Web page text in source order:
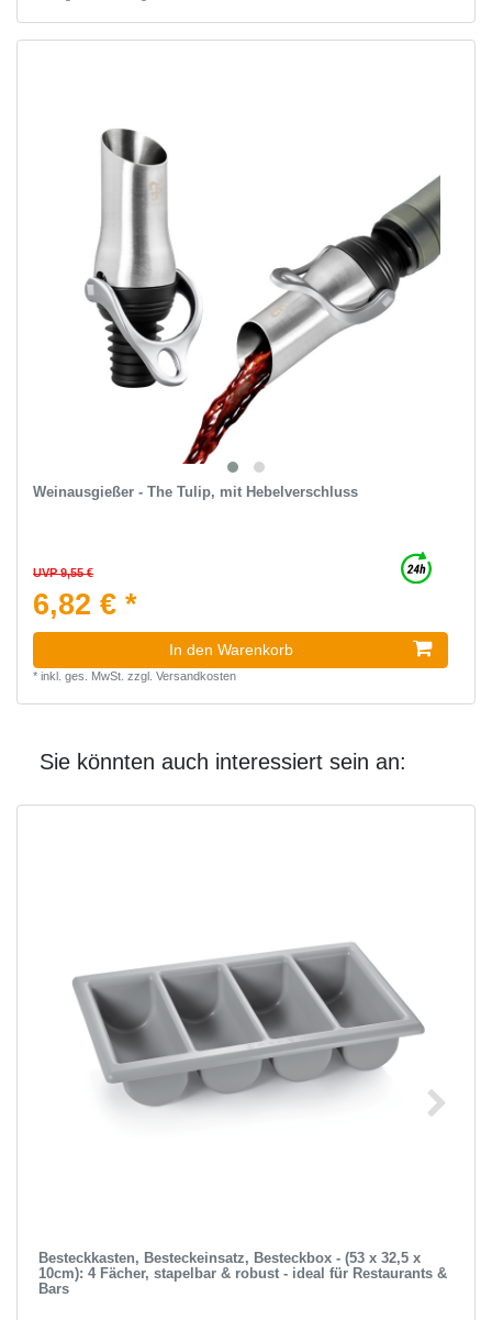
Weinausgießer - The Tulip, mit Hebelverschluss
UVP 9,55 €
6,82 € *
In den Warenkorb
* inkl. ges. MwSt. zzgl. Versandkosten
Sie könnten auch interessiert sein an:
Besteckkasten, Besteckeinsatz, Besteckbox - (53 x 32,5 x
10cm): 4 Fächer, stapelbar & robust - ideal für Restaurants &
Bars